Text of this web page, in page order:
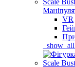
VR